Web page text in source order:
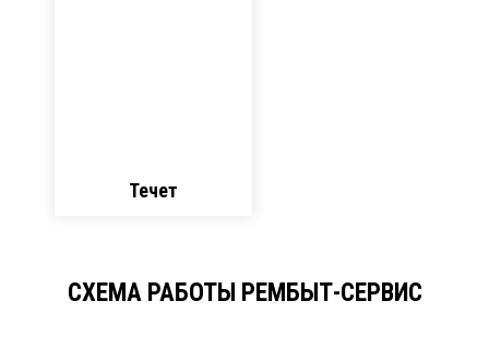
Течет
СХЕМА РАБОТЫ РЕМБЫТ-СЕРВИС